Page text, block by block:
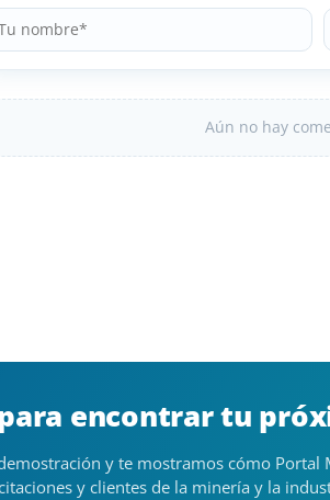
Aún no hay
encontrar tu
y te mostramos cómo Portal
y clientes de la minería y la